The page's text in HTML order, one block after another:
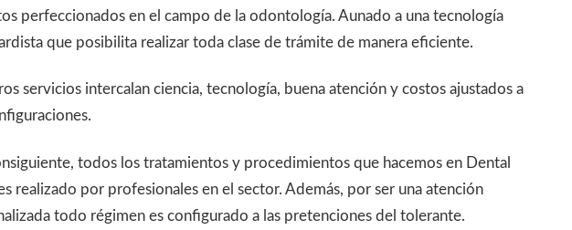
perfeccionados en el campo de la odontología. Aunado a una tecnología
que posibilita realizar toda clase de trámite de manera eficiente.
servicios intercalan ciencia, tecnología, buena atención y costos ajustados a
todos los tratamientos y procedimientos que hacemos en Dental
realizado por profesionales en el sector. Además, por ser una atención
todo régimen es configurado a las pretenciones del tolerante.